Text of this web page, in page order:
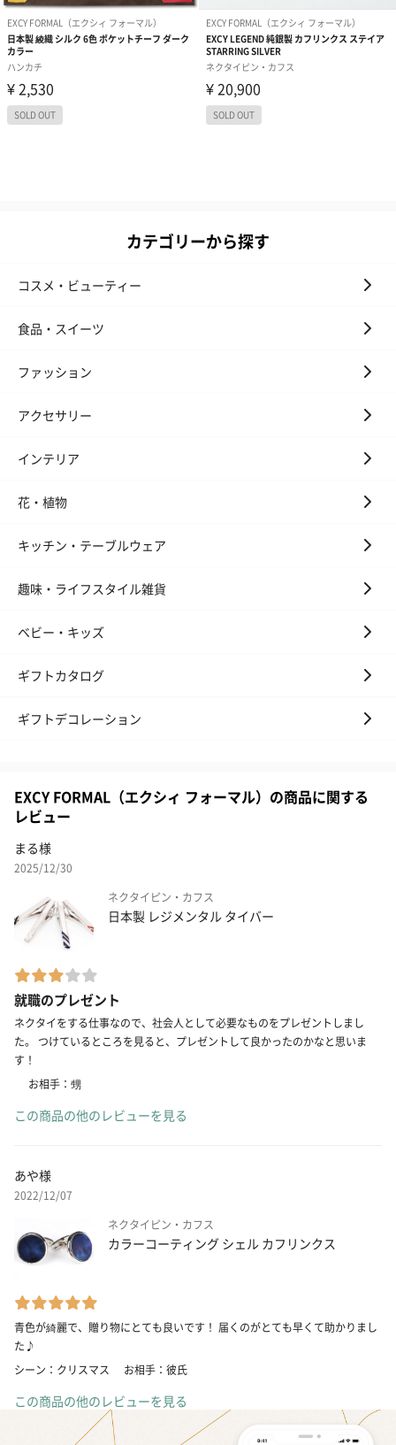
カテゴリーから探す
コスメ・ビューティー
食品・スイーツ
ファッション
アクセサリー
インテリア
花・植物
キッチン・テーブルウェア
趣味・ライフスタイル雑貨
ベビー・キッズ
ギフトカタログ
ギフトデコレーション
EXCY FORMAL（エクシィ フォーマル）の商品に関する
レビュー
まる様
2025/12/30
ネクタイピン・カフス
日本製 レジメンタル タイバー
就職のプレゼント
ネクタイをする仕事なので、社会人として必要なものをプレゼントしまし
た。 つけているところを見ると、プレゼントして良かったのかなと思いま
す！
お相手：甥
この商品の他のレビューを見る
あや様
2022/12/07
ネクタイピン・カフス
カラーコーティング シェル カフリンクス
青色が綺麗で、贈り物にとても良いです！ 届くのがとても早くて助かりまし
た♪
シーン：クリスマス
お相手：彼氏
この商品の他のレビューを見る